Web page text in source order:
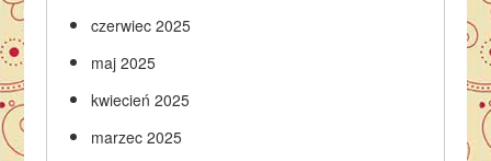
czerwiec 2025
maj 2025
kwiecień 2025
marzec 2025